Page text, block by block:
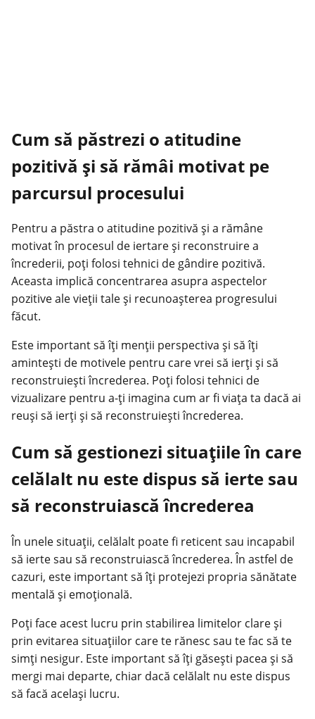
Cum să păstrezi o atitudine
pozitivă și să rămâi motivat pe
parcursul procesului
Pentru a păstra o atitudine pozitivă și a rămâne
motivat în procesul de iertare și reconstruire a
încrederii, poți folosi tehnici de gândire pozitivă.
Aceasta implică concentrarea asupra aspectelor
pozitive ale vieții tale și recunoașterea progresului
făcut.
Este important să îți menții perspectiva și să îți
amintești de motivele pentru care vrei să ierți și să
reconstruiești încrederea. Poți folosi tehnici de
vizualizare pentru a-ți imagina cum ar fi viața ta dacă ai
reuși să ierți și să reconstruiești încrederea.
Cum să gestionezi situațiile în care
celălalt nu este dispus să ierte sau
să reconstruiască încrederea
În unele situații, celălalt poate fi reticent sau incapabil
să ierte sau să reconstruiască încrederea. În astfel de
cazuri, este important să îți protejezi propria sănătate
mentală și emoțională.
Poți face acest lucru prin stabilirea limitelor clare și
prin evitarea situațiilor care te rănesc sau te fac să te
simți nesigur. Este important să îți găsești pacea și să
mergi mai departe, chiar dacă celălalt nu este dispus
să facă același lucru.